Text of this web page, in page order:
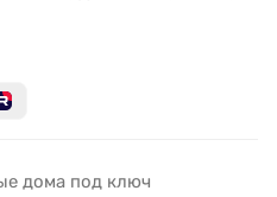
дома под ключ